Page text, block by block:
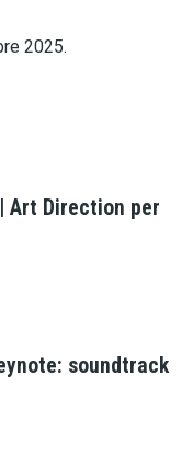
2025.
Art Direction per
soundtrack